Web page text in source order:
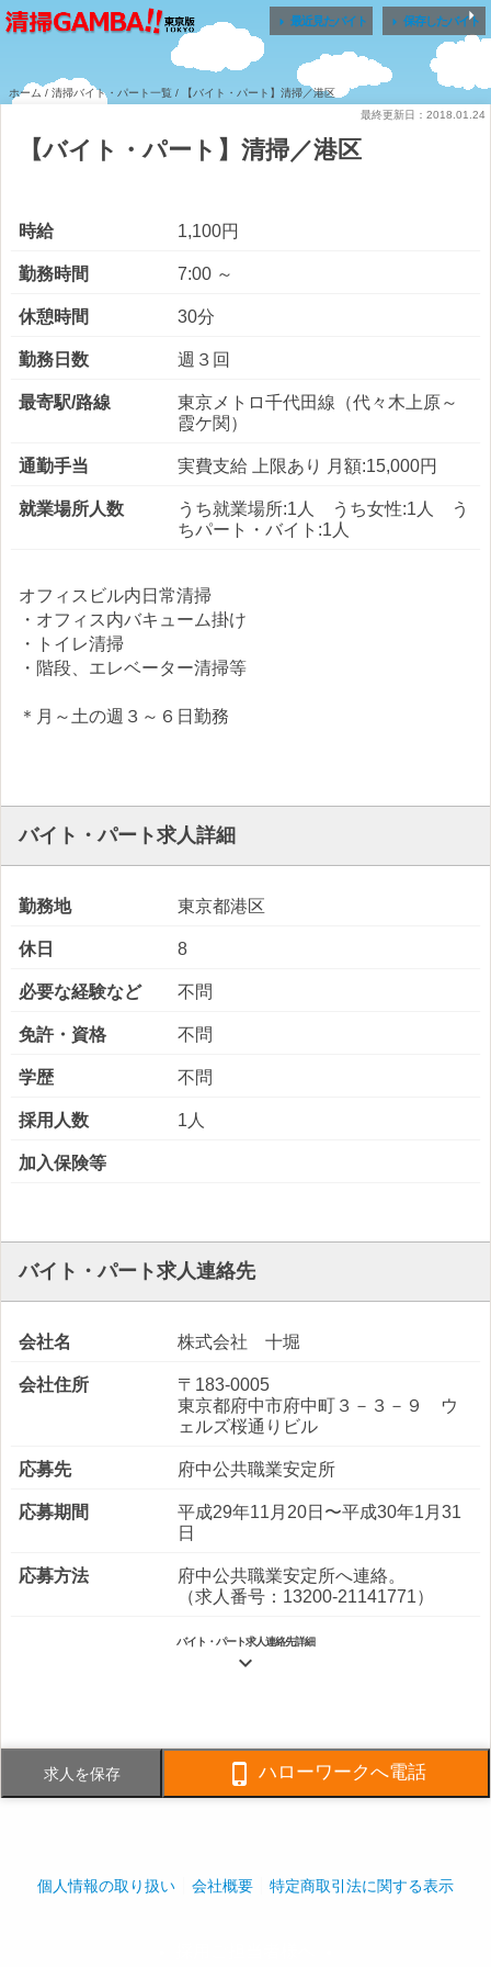
 最近見たバイト  保存したバイト
ホーム / 清掃バイト・パート一覧 / 【バイト・パート】清掃／港区
最終更新日：2018.01.24
【バイト・パート】清掃／港区
時給 1,100円
勤務時間 7:00 ～
休憩時間 30分
勤務日数 週３回
最寄駅/路線
東京メトロ千代田線（代々木上原～
霞ケ関）
通勤手当 実費支給 上限あり 月額:15,000円
就業場所人数
うち就業場所:1人 うち女性:1人 う
ちパート・バイト:1人
オフィスビル内日常清掃
・オフィス内バキューム掛け
・トイレ清掃
・階段、エレベーター清掃等
＊月～土の週３～６日勤務
バイト・パート求人詳細
勤務地 東京都港区
休日 8
必要な経験など 不問
免許・資格 不問
学歴 不問
採用人数 1人
加入保険等
バイト・パート求人連絡先
会社名 株式会社 十堀
会社住所
〒183-0005
東京都府中市府中町３－３－９ ウ
ェルズ桜通りビル
応募先 府中公共職業安定所
応募期間
平成29年11月20日〜平成30年1月31
日
応募方法
府中公共職業安定所へ連絡。
（求人番号：13200-21141771）
バイト・パート求人連絡先詳細

事業内容 清掃請負
求人を保存  ハローワークへ電話
個人情報の取り扱い 会社概要 特定商取引法に関する表示